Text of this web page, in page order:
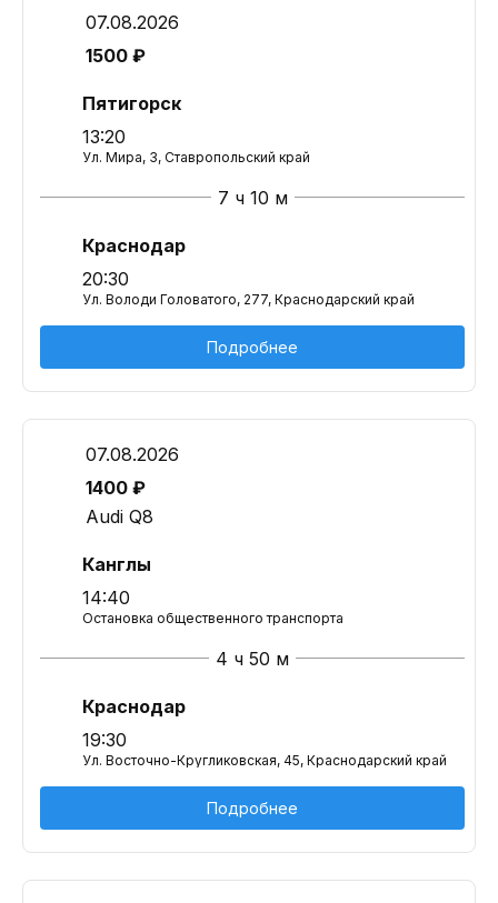
07.08.2026
1500 ₽
Пятигорск
13:20
Ул. Мира, 3, Ставропольский край
7 ч 10 м
Краснодар
20:30
Ул. Володи Головатого, 277, Краснодарский край
Подробнее
07.08.2026
1400 ₽
Audi Q8
Канглы
14:40
Остановка общественного транспорта
4 ч 50 м
Краснодар
19:30
Ул. Восточно-Кругликовская, 45, Краснодарский край
Подробнее